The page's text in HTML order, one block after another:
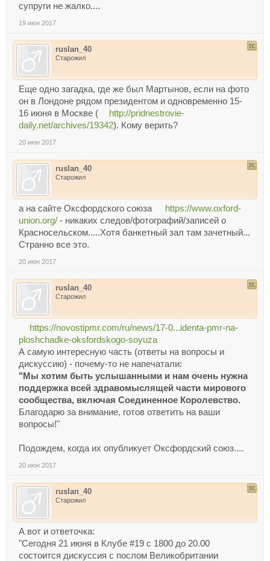
супруги не жалко....
19 июн 2017
ruslan_40
Старожил
Еще одно загадка, где же был Мартынов, если на фото
он в Лондоне рядом президентом и одновременно 15-
16 июня в Москве (
http://pridnestrovie-
daily.net/archives/19342). Кому верить?
20 июн 2017
ruslan_40
Старожил
а на сайте Оксфордского союза
https://www.oxford-
union.org/ - никаких следов/фотографий/записей о
Красносельском.....Хотя банкетный зал там зачетный...
Странно все это.
20 июн 2017
ruslan_40
Старожил
https://novostipmr.com/ru/news/17-0...identa-pmr-na-
ploshchadke-oksfordskogo-soyuza
А самую интересную часть (ответы на вопросы и
дискуссию) - почему-то не напечатали:
"Мы хотим быть услышанными и нам очень нужна
поддержка всей здравомыслящей части мирового
сообщества, включая Соединенное Королевство.
Благодарю за внимание, готов ответить на ваши
вопросы!"
Подождем, когда их опубликует Оксфордский союз....
20 июн 2017
ruslan_40
Старожил
А вот и ответочка:
"Сегодня 21 июня в Клубе #19 с 1800 до 20.00
состоится дискуссия с послом Великобритании